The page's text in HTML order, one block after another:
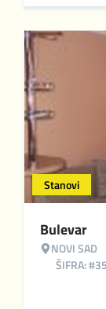
Stanovi
Bulevar
NOVI SAD
ŠIFRA: